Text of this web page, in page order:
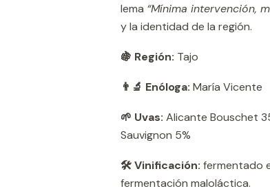
lema “Mínima intervención,
y la identidad de la región.
🍇 Región: Tajo
👨‍🔬 Enóloga: María Vicente
🌱 Uvas: Alicante Bouschet
Sauvignon 5%
🛠️ Vinificación: fermentado
fermentación maloláctica.